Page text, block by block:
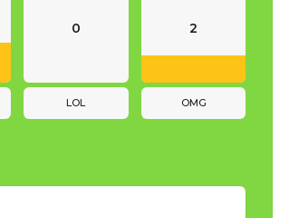
0
LOL
2
OMG